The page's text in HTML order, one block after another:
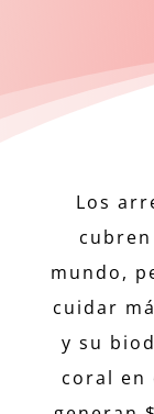
Los
mundo,
cuidar
y su
coral en